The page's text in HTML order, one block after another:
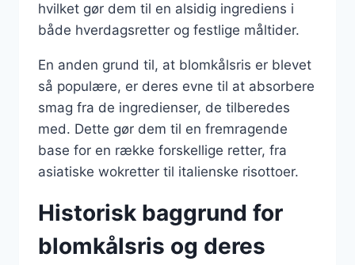
hvilket gør dem til en alsidig ingrediens i
både hverdagsretter og festlige måltider.
En anden grund til, at blomkålsris er blevet
så populære, er deres evne til at absorbere
smag fra de ingredienser, de tilberedes
med. Dette gør dem til en fremragende
base for en række forskellige retter, fra
asiatiske wokretter til italienske risottoer.
Historisk baggrund for
blomkålsris og deres